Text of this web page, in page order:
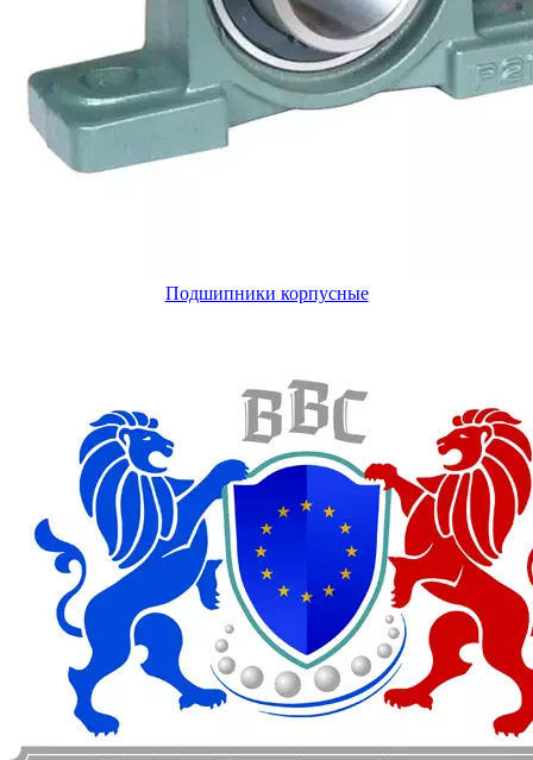
Подшипники корпусные